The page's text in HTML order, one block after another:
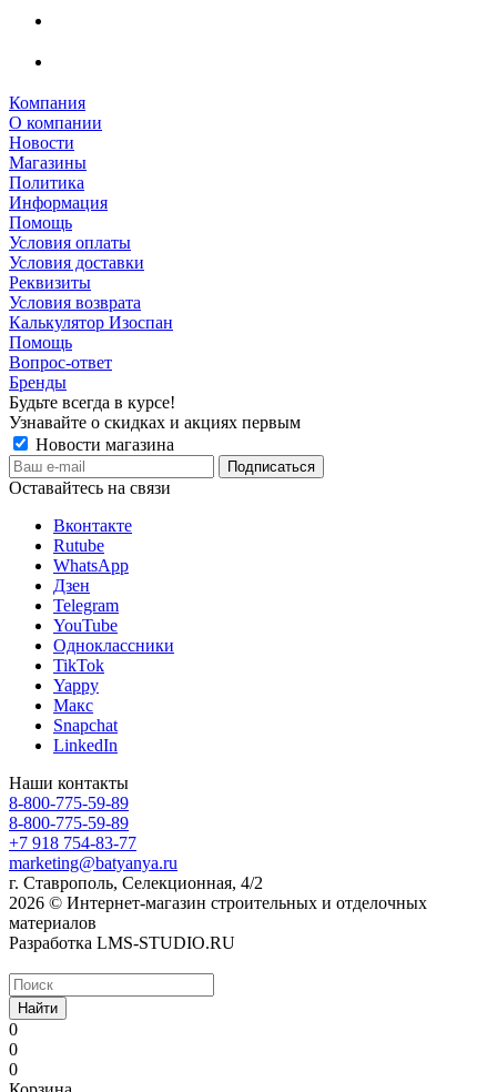
Компания
О компании
Новости
Магазины
Политика
Информация
Помощь
Условия оплаты
Условия доставки
Реквизиты
Условия возврата
Калькулятор Изоспан
Помощь
Вопрос-ответ
Бренды
Будьте всегда в курсе!
Узнавайте о скидках и акциях первым
Новости магазина
Оставайтесь на связи
Вконтакте
Rutube
WhatsApp
Дзен
Telegram
YouTube
Одноклассники
TikTok
Yappy
Макс
Snapchat
LinkedIn
Наши контакты
8-800-775-59-89
8-800-775-59-89
+7 918 754-83-77
marketing@batyanya.ru
г. Ставрополь, Селекционная, 4/2
2026 © Интернет-магазин строительных и отделочных
материалов
Разработка LMS-STUDIO.RU
Найти
0
0
0